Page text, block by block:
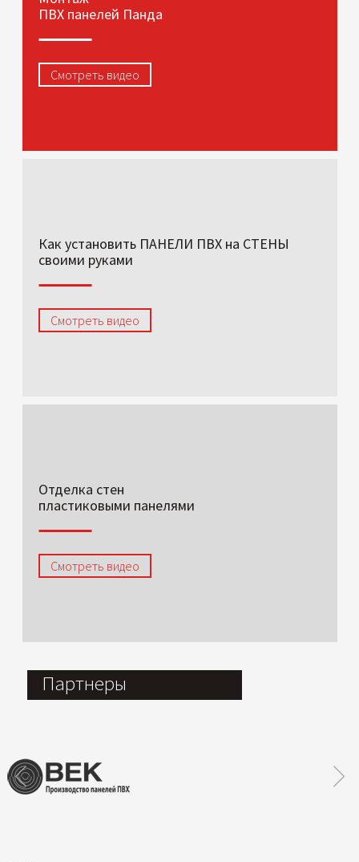
ПВХ панелей Панда
Смотреть видео
Как установить ПАНЕЛИ ПВХ на СТЕНЫ
своими руками
Смотреть видео
Отделка стен
пластиковыми панелями
Смотреть видео
Партнеры